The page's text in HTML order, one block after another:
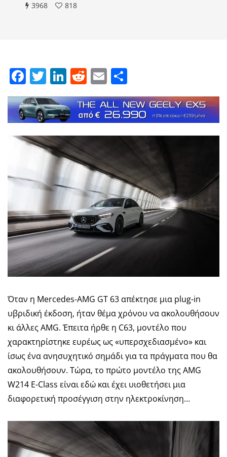
3968 818
Facebook
Twitter
LinkedIn
Reddit
Email
Όταν η Mercedes-AMG GT 63 απέκτησε μια plug-in
υβριδική έκδοση, ήταν θέμα χρόνου να ακολουθήσουν
κι άλλες AMG. Έπειτα ήρθε η C63, μοντέλο που
χαρακτηρίστηκε ευρέως ως «υπερσχεδιασμένο» και
ίσως ένα ανησυχητικό σημάδι για τα πράγματα που θα
ακολουθήσουν. Τώρα, το πρώτο μοντέλο της AMG
W214 E-Class είναι εδώ και έχει υιοθετήσει μια
διαφορετική προσέγγιση στην ηλεκτροκίνηση…